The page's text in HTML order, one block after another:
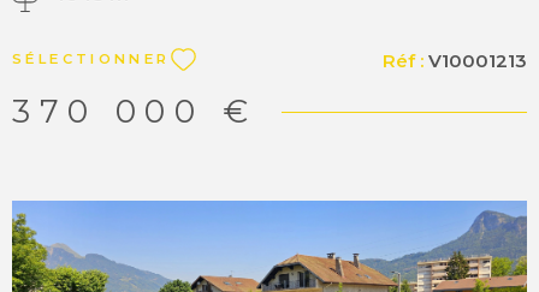
autoroute des écoles, de la gare TGV et le Léman
Express. L’environnement calme et résidentiel. MATESA
IMMOBILIER, agence immobilier Pays de Gex, VENTE
TERRAIN VALSERHONE OCHIAZ 01200 “Les
http://www.georisques.gouv.fr”.
SÉLECTIONNER Réf : V10001213
370 000 €